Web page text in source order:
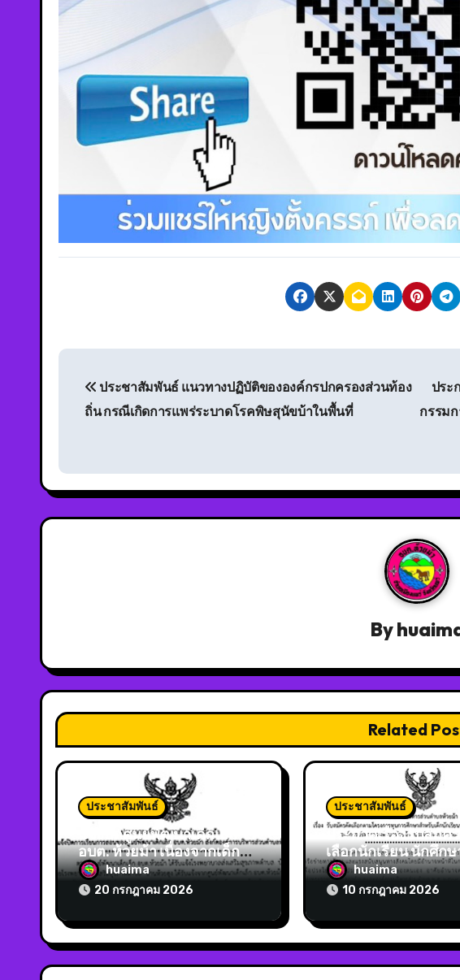
ประชาสัมพันธ์ แนวทางปฏิบัติขององค์กรปกครองส่วนท้อง
ถิ่น กรณีเกิดการแพร่ระบาดโรคพิษสุนัขบ้าในพื้นที่
ประ
กรรม
By
Related
ประชาสัมพันธ์
แจ้งปิดศูนย์พัฒนาเด็กเล็ก
อบต. ห้วยม้า เนื่องจากเด็กติด
โรคมือ เท้า ปาก
huaima
20 กรกฎาคม 2026
ประชาสัมพันธ์
ประกาศเรื่องรับสมัค
เลือกนักเรียน นักศึกษ
ขอรับทุนการศึกษา ต
โครงการทุนการศึกษา
สำหรับเด็กนักเรียนนั
และผู้ด้อยโอกาสอง
ประจำปีงบประมาณ
2569
huaima
10 กรกฎาคม 2026